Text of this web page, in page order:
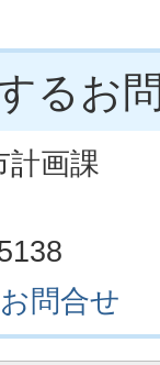
るお
計画課
問合せ